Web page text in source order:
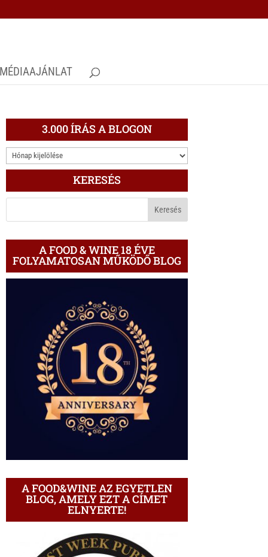
MÉDIAAJÁNLAT
3.000 ÍRÁS A BLOGON
3.000
ÍRÁS
BLOGON
KERESÉS
A FOOD & WINE 18 ÉVE
FOLYAMATOSAN MŰKÖDŐ BLOG
A FOOD&WINE AZ EGYETLEN
BLOG, AMELY EZT A CÍMET
ELNYERTE!